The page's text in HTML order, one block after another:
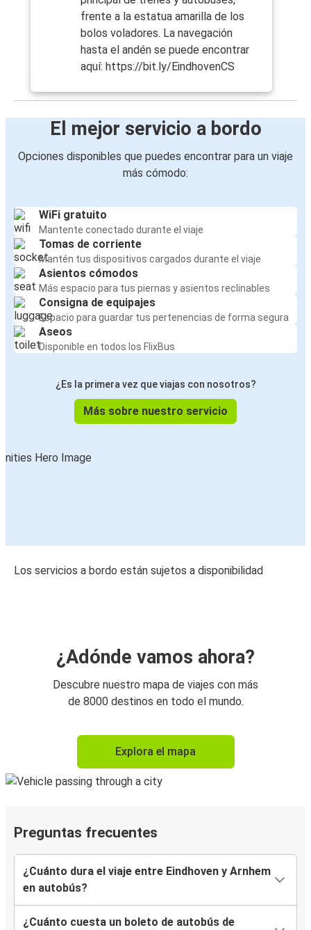
frente a la estatua amarilla de los
bolos voladores. La navegación
hasta el andén se puede encontrar
aquí: https://bit.ly/EindhovenCS
El mejor servicio a bordo
Opciones disponibles que puedes encontrar para un viaje
más cómodo:
WiFi gratuito
Mantente conectado durante el viaje
Tomas de corriente
Mantén tus dispositivos cargados durante el viaje
Asientos cómodos
Más espacio para tus piernas y asientos reclinables
Consigna de equipajes
Espacio para guardar tus pertenencias de forma segura
Aseos
Disponible en todos los FlixBus
¿Es la primera vez que viajas con nosotros?
Más sobre nuestro servicio
Los servicios a bordo están sujetos a disponibilidad
¿Adónde vamos ahora?
Descubre nuestro mapa de viajes con más
de 8000 destinos en todo el mundo.
Explora el mapa
Preguntas frecuentes
¿Cuánto dura el viaje entre Eindhoven y Arnhem
en autobús?
¿Cuánto cuesta un boleto de autobús de